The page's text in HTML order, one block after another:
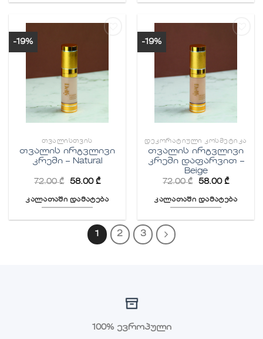
-19%
სურვილების
ᲗᲕᲐᲚᲘᲡᲗᲕᲘᲡ
თვალის ირგვლივი
კრემი – Natural
72.00₾ 58.00 ₾
კალათაში დამატება
-19%
სურვილების
ᲓᲔᲙᲝᲠᲐᲢᲘᲣᲚᲘ ᲙᲝᲡᲛᲔᲢᲘᲙᲐ
თვალის ირგვლივი
კრემი დაფარვით –
Beige
72.00₾ 58.00 ₾
კალათაში დამატება
1 2 3
100% ევროპული